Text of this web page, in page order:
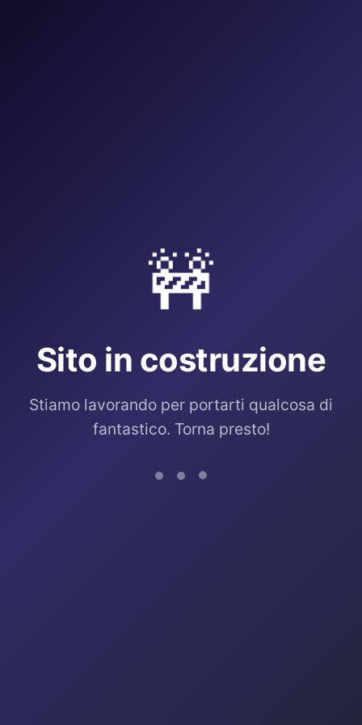
🚧
Sito in costruzione
Stiamo lavorando per portarti qualcosa di
fantastico. Torna presto!